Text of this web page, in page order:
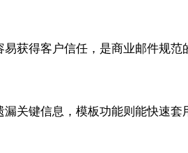
获得客户信任，是商业邮件规范
关键信息，模板功能则能快速套